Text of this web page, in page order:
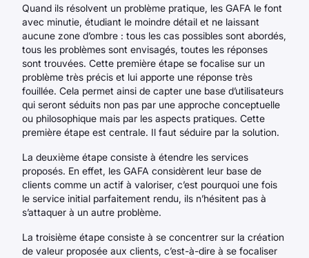
Quand ils résolvent un problème pratique, les GAFA le font
avec minutie, étudiant le moindre détail et ne laissant
aucune zone d’ombre : tous les cas possibles sont abordés,
tous les problèmes sont envisagés, toutes les réponses
sont trouvées. Cette première étape se focalise sur un
problème très précis et lui apporte une réponse très
fouillée. Cela permet ainsi de capter une base d’utilisateurs
qui seront séduits non pas par une approche conceptuelle
ou philosophique mais par les aspects pratiques. Cette
première étape est centrale. Il faut séduire par la solution.
La deuxième étape consiste à étendre les services
proposés. En effet, les GAFA considèrent leur base de
clients comme un actif à valoriser, c’est pourquoi une fois
le service initial parfaitement rendu, ils n’hésitent pas à
s’attaquer à un autre problème.
La troisième étape consiste à se concentrer sur la création
de valeur proposée aux clients, c’est-à-dire à se focaliser